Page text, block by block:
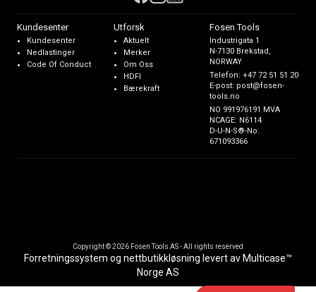
Kundesenter
Kundesenter
Nedlastinger
Code Of Conduct
Utforsk
Aktuelt
Merker
Om Oss
HDFI
Bærekraft
Fosen Tools
Industrigata 1
N-7130 Brekstad,
NORWAY
Telefon:+47 72 51 51 20
E-post: post@fosen-
tools.no
NO 991976191 MVA
NCAGE: N6114
D-U-N-S®-No:
671093366
Copyright © 2026 Fosen Tools AS - All rights reserved
Forretningssystem og nettbutikkløsning levert av Multicase™
Norge AS